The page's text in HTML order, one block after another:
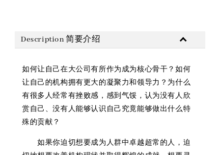
Description 简要介绍
如何让自己在大公司有所作为成为核心骨干？如何
让自己的机构拥有更大的凝聚力和领导力？为什么
有很多人经常有挫败感，感到气馁，认为没有人欣
赏自己、没有人能够认识自己究竟能够做出什么特
殊的贡献？
如果你迫切想要成为人群中卓越超常的人，迫